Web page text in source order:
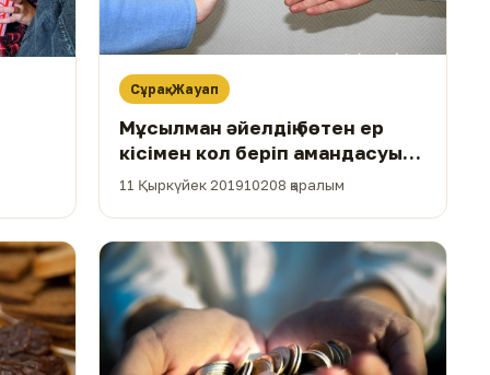
Сұрақ-Жауап
Мұсылман әйелдің бөтен ер
кісімен кол беріп амандасуына
бола ма?
11 Қыркүйек 201910208 қаралым